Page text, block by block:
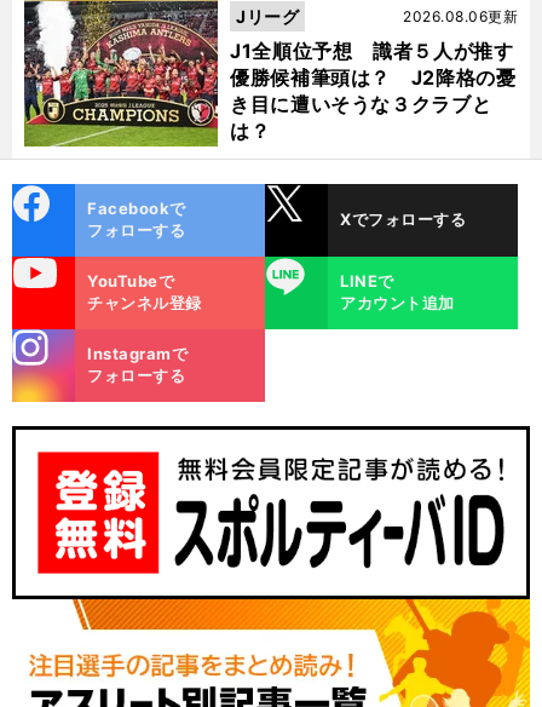
J1全順位予想 識者５人が推す
優勝候補筆頭は？ J2降格の憂
き目に遭いそうな３クラブと
は？
2026.08.06更新
Jリーグ
ok
Facebookで
フォローする
Xでフォローする
YouTubeで
チャンネル登録
LINE
LINEで
アカウント追加
m
Instagramで
フォローする